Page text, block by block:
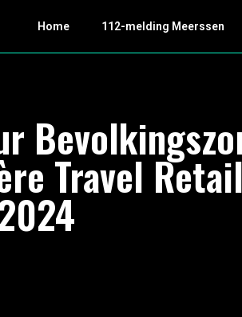
Home 112-melding Meerssen
Travel Retail